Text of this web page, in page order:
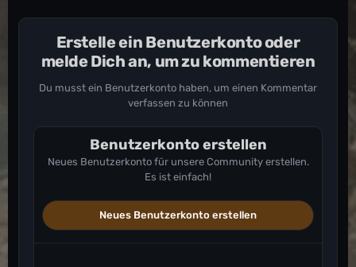
Erstelle ein Benutzerkonto oder
melde Dich an, um zu kommentieren
Du musst ein Benutzerkonto haben, um einen Kommentar
verfassen zu können
Benutzerkonto erstellen
Neues Benutzerkonto für unsere Community erstellen.
Es ist einfach!
Neues Benutzerkonto erstellen